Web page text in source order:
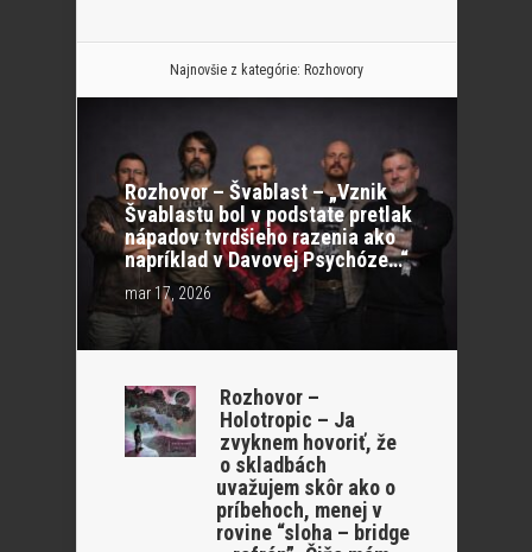
Najnovšie z kategórie: Rozhovory
Rozhovor – Švablast – „Vznik
Švablastu bol v podstate pretlak
nápadov tvrdšieho razenia ako
napríklad v Davovej Psychóze…“
mar 17, 2026
Rozhovor –
Holotropic – Ja
zvyknem hovoriť, že
o skladbách
uvažujem skôr ako o
príbehoch, menej v
rovine “sloha – bridge